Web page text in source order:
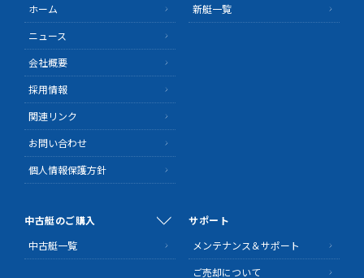
ホーム
ニュース
会社概要
採用情報
関連リンク
お問い合わせ
個人情報保護方針
新艇一覧
中古艇のご購入
中古艇一覧
サポート
メンテナンス＆サポート
ご売却について